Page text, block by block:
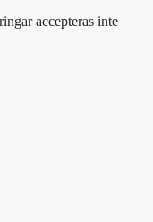
accepteras inte